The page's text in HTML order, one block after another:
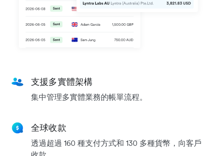
支援多實體架構
集中管理多實體業務的帳單流程。
全球收款
透過超過 160 種支付方式和 130 多種貨幣，向客戶